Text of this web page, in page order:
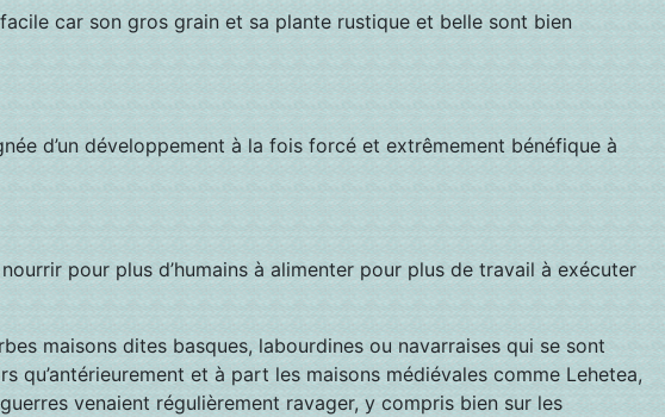
car son gros grain et sa plante rustique et belle sont bien
d’un développement à la fois forcé et extrêmement bénéfique à
pour plus d’humains à alimenter pour plus de travail à exécuter
maisons dites basques, labourdines ou navarraises qui se sont
et à part les maisons médiévales comme Lehetea,
venaient régulièrement ravager, y compris bien sur les